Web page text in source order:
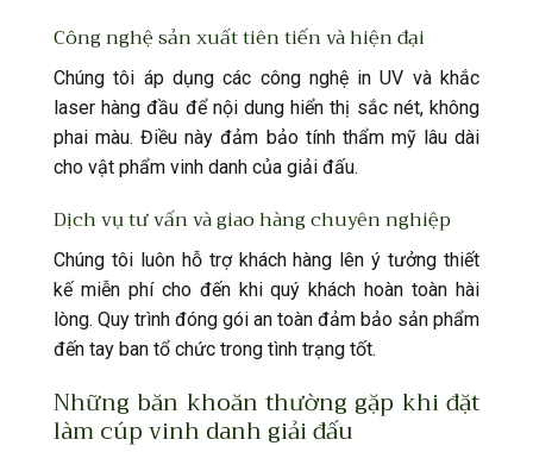
Công nghệ sản xuất tiên tiến và hiện đại
Chúng tôi áp dụng các công nghệ in UV và khắc
laser hàng đầu để nội dung hiển thị sắc nét, không
phai màu. Điều này đảm bảo tính thẩm mỹ lâu dài
cho vật phẩm vinh danh của giải đấu.
Dịch vụ tư vấn và giao hàng chuyên nghiệp
Chúng tôi luôn hỗ trợ khách hàng lên ý tưởng thiết
kế miễn phí cho đến khi quý khách hoàn toàn hài
lòng. Quy trình đóng gói an toàn đảm bảo sản phẩm
đến tay ban tổ chức trong tình trạng tốt.
Những băn khoăn thường gặp khi đặt
làm cúp vinh danh giải đấu